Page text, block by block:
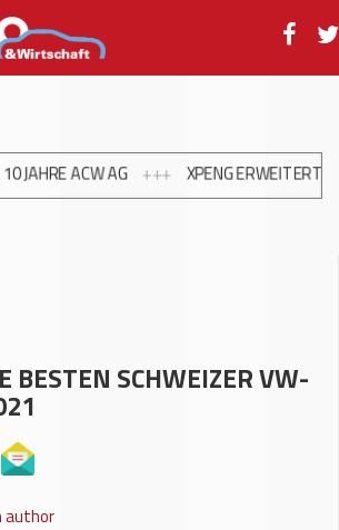
AG +++ XPENG ERWEITERT
BESTEN SCHWEIZER VW-
author